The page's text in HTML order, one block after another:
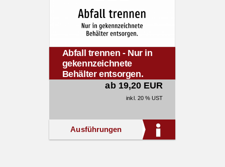
Abfall trennen - Nur in
gekennzeichnete
Behälter entsorgen.
ab 19,20 EUR
inkl. 20 % UST
Ausführungen